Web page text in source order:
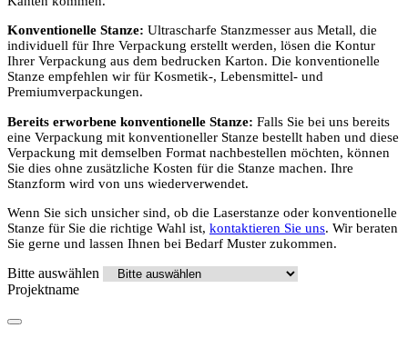
Konventionelle Stanze: Ultrascharfe Stanzmesser aus Metall, die
individuell für Ihre Verpackung erstellt werden, lösen die Kontur
Ihrer Verpackung aus dem bedrucken Karton. Die konventionelle
Stanze empfehlen wir für Kosmetik-, Lebensmittel- und
Premiumverpackungen.
Bereits erworbene konventionelle Stanze: Falls Sie bei uns bereits
eine Verpackung mit konventioneller Stanze bestellt haben und diese
Verpackung mit demselben Format nachbestellen möchten, können
Sie dies ohne zusätzliche Kosten für die Stanze machen. Ihre
Stanzform wird von uns wiederverwendet.
Wenn Sie sich unsicher sind, ob die Laserstanze oder konventionelle
Stanze für Sie die richtige Wahl ist, kontaktieren Sie uns. Wir beraten
Sie gerne und lassen Ihnen bei Bedarf Muster zukommen.
Bitte auswählen
Projektname